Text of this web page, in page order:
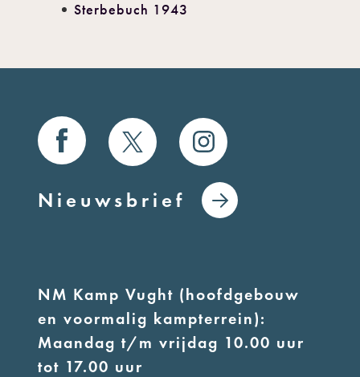
Sterbebuch 1943
Nieuwsbrief
NM Kamp Vught (hoofdgebouw
en voormalig kampterrein):
Maandag t/m vrijdag 10.00 uur
tot 17.00 uur